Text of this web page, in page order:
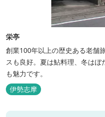
栄亭
創業100年以上の歴史ある老舗
スも良好。夏は鮎料理、冬は
も魅力です。
伊勢志摩